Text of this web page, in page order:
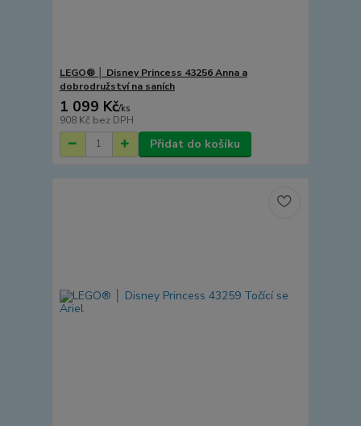
LEGO® │ Disney Princess 43256 Anna a
dobrodružství na saních
1 099 Kč/ks
908 Kč bez DPH
Přidat do košíku